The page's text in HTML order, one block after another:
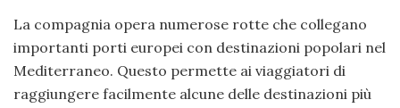
La compagnia opera numerose rotte che collegano
importanti porti europei con destinazioni popolari nel
Mediterraneo. Questo permette ai viaggiatori di
raggiungere facilmente alcune delle destinazioni più